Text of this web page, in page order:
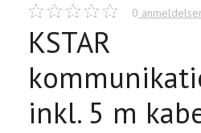
0 anmeldelser
KSTAR
inkl. 5 m